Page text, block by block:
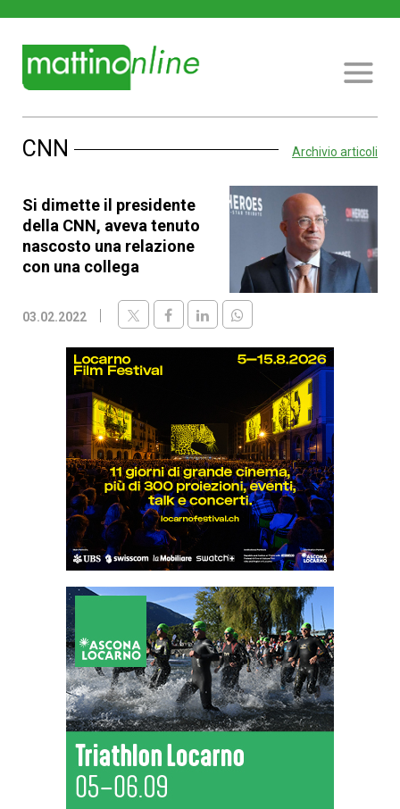
CNN Archivio articoli
Si dimette il presidente
della CNN, aveva tenuto
nascosto una relazione
con una collega
03.02.2022